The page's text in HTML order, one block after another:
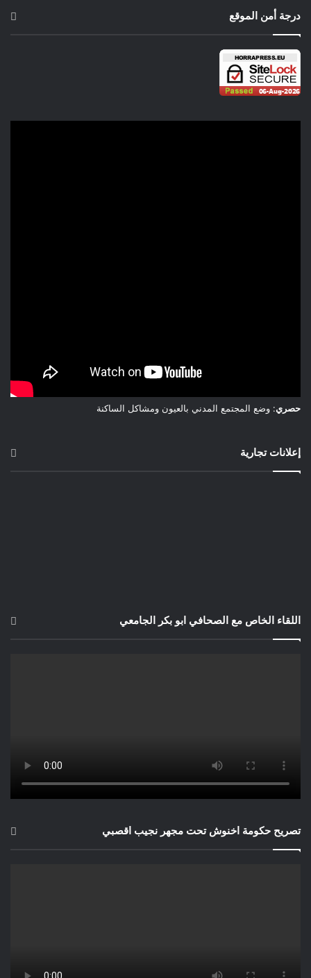
درجة أمن الموقع
حصري: وضع المجتمع المدني بالعيون ومشاكل الساكنة
إعلانات تجارية
اللقاء الخاص مع الصحافي ابو بكر الجامعي
تصريح حكومة اخنوش تحت مجهر نجيب اقصبي